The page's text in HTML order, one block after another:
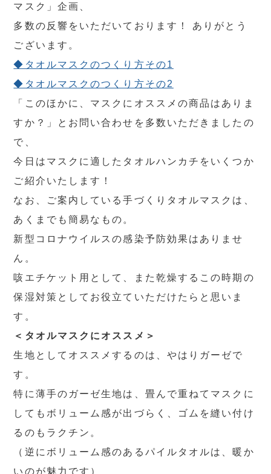
マスク」企画、
多数の反響をいただいております！ ありがとう
ございます。
◆タオルマスクのつくり方その1
◆タオルマスクのつくり方その2
「このほかに、マスクにオススメの商品はありま
すか？」とお問い合わせを多数いただきましたの
で、
今日はマスクに適したタオルハンカチをいくつか
ご紹介いたします！
なお、ご案内している手づくりタオルマスクは、
あくまでも簡易なもの。
新型コロナウイルスの感染予防効果はありませ
ん。
咳エチケット用として、また乾燥するこの時期の
保湿対策としてお役立ていただけたらと思いま
す。
＜タオルマスクにオススメ＞
生地としてオススメするのは、やはりガーゼで
す。
特に薄手のガーゼ生地は、畳んで重ねてマスクに
してもボリューム感が出づらく、ゴムを縫い付け
るのもラクチン。
（逆にボリューム感のあるパイルタオルは、暖か
いのが魅力です）